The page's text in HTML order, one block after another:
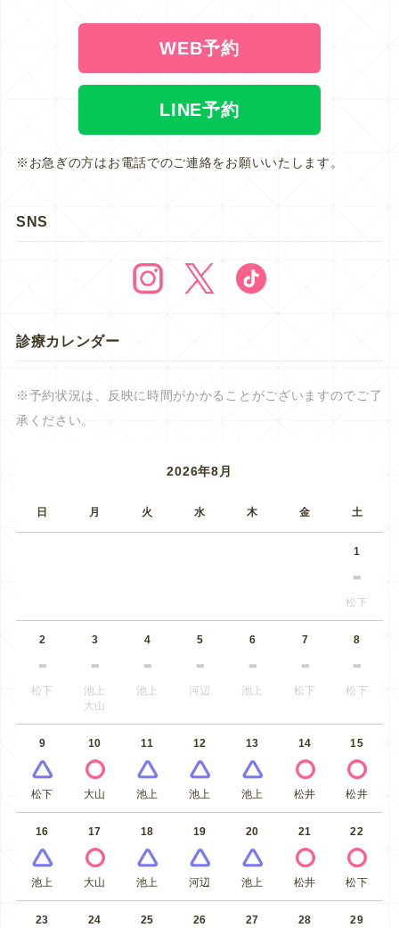
WEB予約
LINE予約
※お急ぎの方はお電話でのご連絡をお願いいたします。
SNS
診療カレンダー
※予約状況は、反映に時間がかかることがございますのでご了
承ください。
2026年8月
日 月 火 水 木 金 土
1
松下
2
松下
3
池上
大山
4
池上
5
河辺
6
池上
7
松下
8
松下
9
松下
10
大山
11
池上
12
池上
13
池上
14
松井
15
松井
16
池上
17
大山
18
池上
19
河辺
20
池上
21
松井
22
松下
23 24 25 26 27 28 29